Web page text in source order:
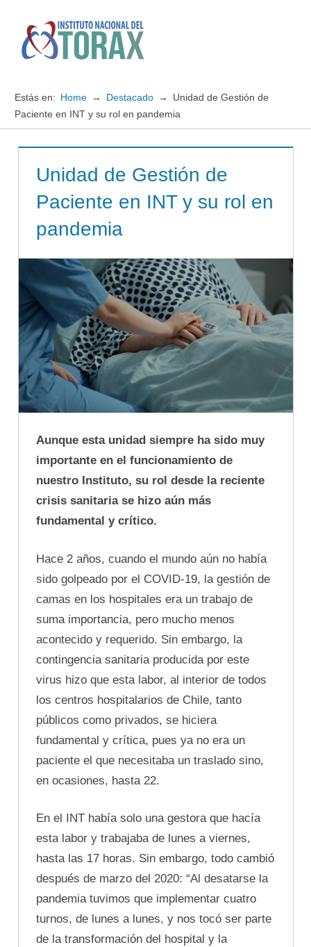
contenido
Instituto
del
TORAX
Estás en: Home Destacado
Unidad de Gestión de
Paciente en INT y su rol en pandemia
Unidad de Gestión de
Paciente en INT y su rol en
pandemia
Aunque esta unidad siempre ha sido muy
importante en el funcionamiento de
nuestro Instituto, su rol desde la reciente
crisis sanitaria se hizo aún más
fundamental y crítico.
Hace 2 años, cuando el mundo aún no había
sido golpeado por el COVID-19, la gestión de
camas en los hospitales era un trabajo de
suma importancia, pero mucho menos
acontecido y requerido. Sin embargo, la
contingencia sanitaria producida por este
virus hizo que esta labor, al interior de todos
los centros hospitalarios de Chile, tanto
públicos como privados, se hiciera
fundamental y crítica, pues ya no era un
paciente el que necesitaba un traslado sino,
en ocasiones, hasta 22.
En el INT había solo una gestora que hacía
esta labor y trabajaba de lunes a viernes,
hasta las 17 horas. Sin embargo, todo cambió
después de marzo del 2020: “Al desatarse la
pandemia tuvimos que implementar cuatro
turnos, de lunes a lunes, y nos tocó ser parte
de la transformación del hospital y la